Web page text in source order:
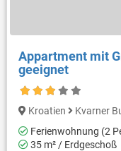
Appartment mit
geeignet
Kroatien Kvarner
Ferienwohnung (2
35 m² / Erdgeschoß